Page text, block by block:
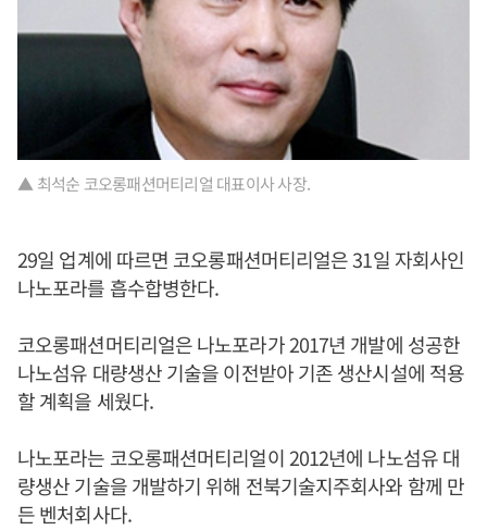
▲ 최석순 코오롱패션머티리얼 대표이사 사장.
29일 업계에 따르면 코오롱패션머티리얼은 31일 자회사인
나노포라를 흡수합병한다.
코오롱패션머티리얼은 나노포라가 2017년 개발에 성공한
나노섬유 대량생산 기술을 이전받아 기존 생산시설에 적용
할 계획을 세웠다.
나노포라는 코오롱패션머티리얼이 2012년에 나노섬유 대
량생산 기술을 개발하기 위해 전북기술지주회사와 함께 만
든 벤처회사다.